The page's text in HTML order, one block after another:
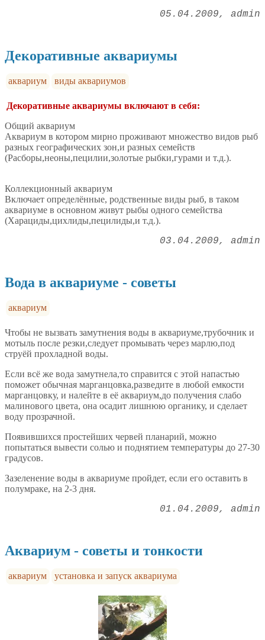
05.04.2009 admin
Декоративные аквариумы
аквариум виды аквариумов
Декоративные аквариумы включают в себя:
Общий аквариум
Аквариум в котором мирно проживают множество видов рыб
разных географических зон,и разных семейств
(Расборы,неоны,пецилии,золотые рыбки,гурами и т.д.).
Коллекционный аквариум
Включает определённые, родственные виды рыб, в таком
аквариуме в основном живут рыбы одного семейства
(Харациды,цихлиды,пецилиды,и т.д.).
03.04.2009 admin
Вода в аквариуме - советы
аквариум
Чтобы не вызвать замутнения воды в аквариуме,трубочник и
мотыль после резки,следует промывать через марлю,под
струёй прохладной воды.
Если всё же вода замутнела,то справится с этой напастью
поможет обычная марганцовка,разведите в любой емкости
марганцовку, и налейте в её аквариум,до получения слабо
малинового цвета, она осадит лишнюю органику, и сделает
воду прозрачной.
Появившихся простейших червей планарий, можно
попытаться вывести солью и поднятием температуры до 27-30
градусов.
Зазеленение воды в аквариуме пройдет, если его оставить в
полумраке, на 2-3 дня.
01.04.2009 admin
Аквариум - советы и тонкости
аквариум установка и запуск аквариума